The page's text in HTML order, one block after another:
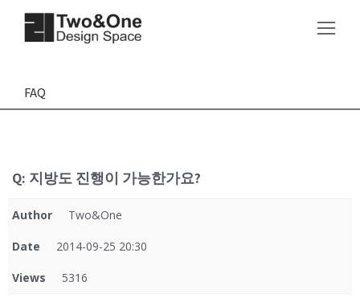
FAQ
Q: 지방도 진행이 가능한가요?
Author Two&One
Date 2014-09-25 20:30
Views 5316